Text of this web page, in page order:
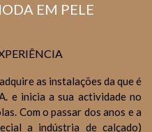
EM PELE
as instalações da que é
e inicia a sua actividade no
Com o passar dos anos e a
a indústria de calçado)